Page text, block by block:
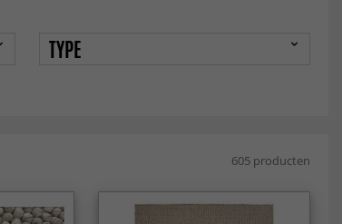
TYPE
605 producten